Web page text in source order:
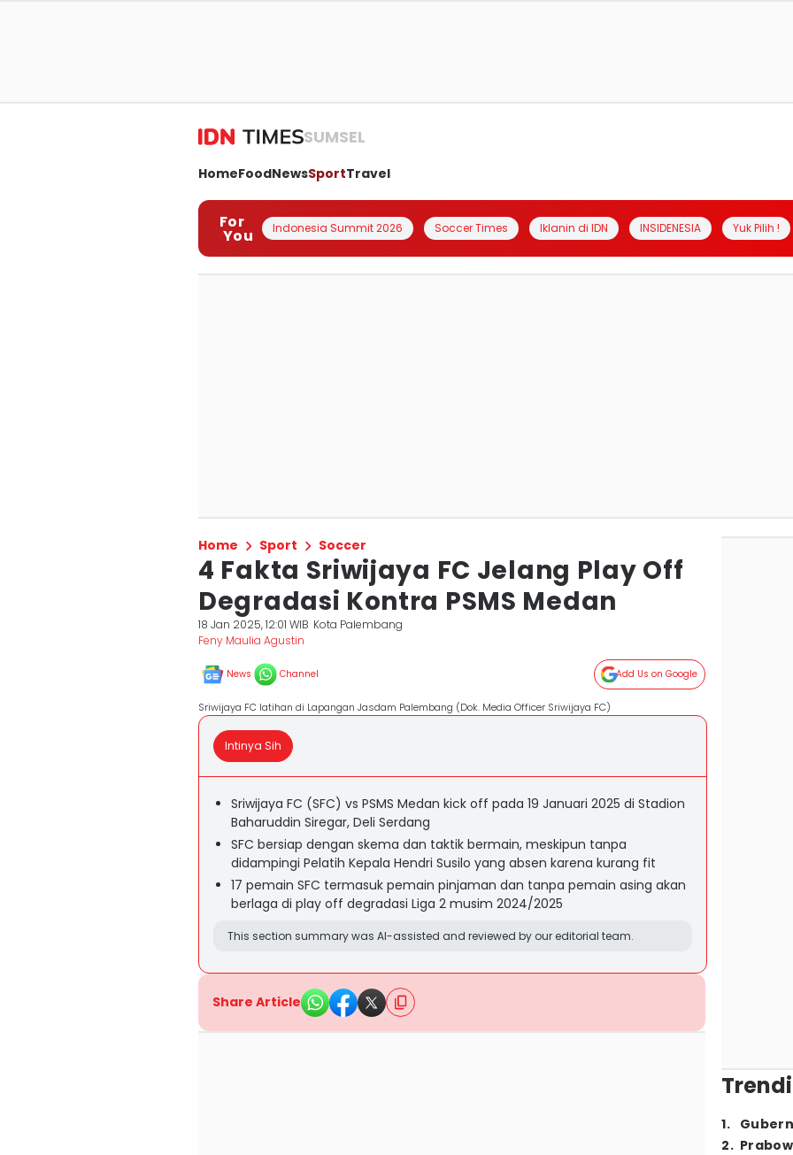
SUMSEL
HomeFoodNewsSportTravel
For
You Indonesia Summit 2026 Soccer Times Iklanin di IDN INSIDENESIA Yuk Pilih !
Home Sport Soccer
4 Fakta Sriwijaya FC Jelang Play Off
Degradasi Kontra PSMS Medan
18 Jan 2025, 12:01 WIB Kota Palembang
Feny Maulia Agustin
News Channel Add Us on Google
Sriwijaya FC latihan di Lapangan Jasdam Palembang (Dok. Media Officer Sriwijaya FC)
Intinya Sih
Sriwijaya FC (SFC) vs PSMS Medan kick off pada 19 Januari 2025 di Stadion
Baharuddin Siregar, Deli Serdang
SFC bersiap dengan skema dan taktik bermain, meskipun tanpa
didampingi Pelatih Kepala Hendri Susilo yang absen karena kurang fit
17 pemain SFC termasuk pemain pinjaman dan tanpa pemain asing akan
berlaga di play off degradasi Liga 2 musim 2024/2025
This section summary was AI-assisted and reviewed by our editorial team.
Share Article
1.
2.